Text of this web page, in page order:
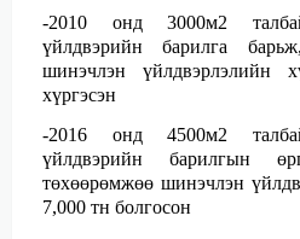
-2010 онд 3000м2
үйлдвэрийн барилга
шинэчлэн үйлдвэрлэлийн
хүргэсэн
-2016 онд 4500м2
үйлдвэрийн барилгын
төхөөрөмжөө шинэчлэн
7,000 тн болгосон